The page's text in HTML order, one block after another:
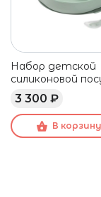
Набор детской
силиконовой
BEABA 4
зеленый
3 300 ₽
В корзину